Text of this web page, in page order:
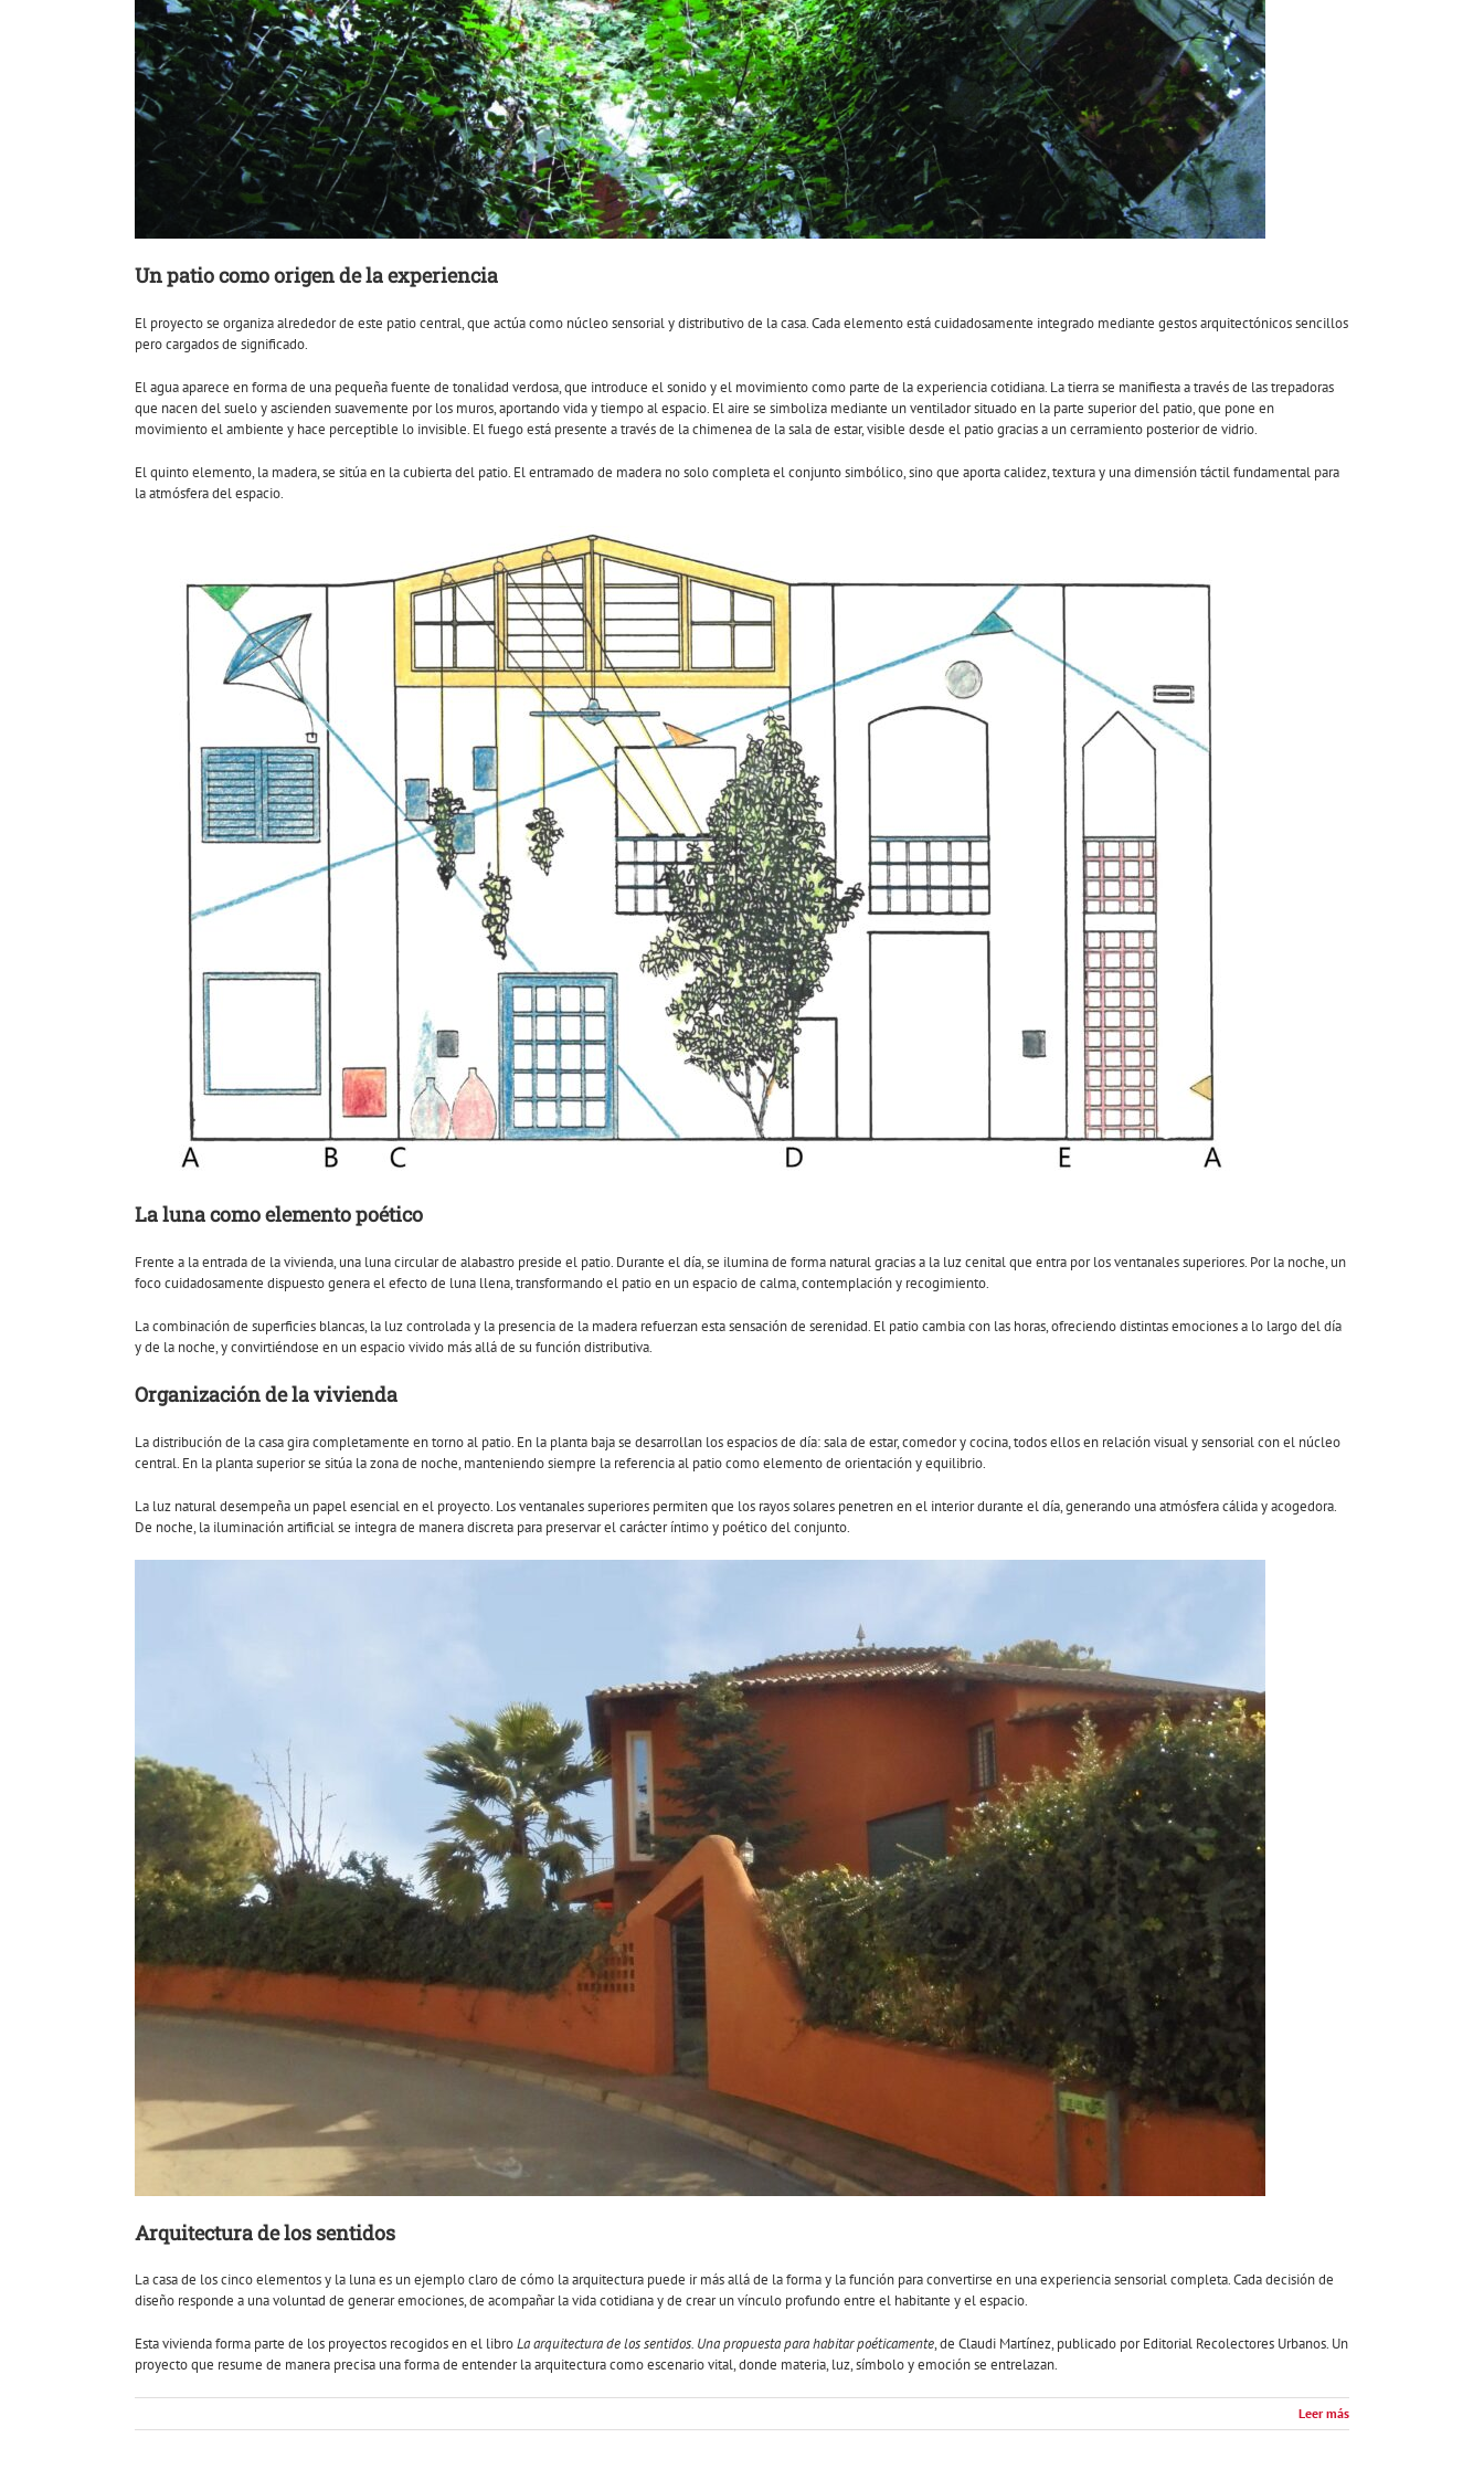
Un patio como origen de la experiencia
El proyecto se organiza alrededor de este patio central, que actúa como núcleo sensorial y distributivo de la casa. Cada elemento está cuidadosamente integrado mediante gestos arquitectónicos sencillos
pero cargados de significado.
El agua aparece en forma de una pequeña fuente de tonalidad verdosa, que introduce el sonido y el movimiento como parte de la experiencia cotidiana. La tierra se manifiesta a través de las trepadoras
que nacen del suelo y ascienden suavemente por los muros, aportando vida y tiempo al espacio. El aire se simboliza mediante un ventilador situado en la parte superior del patio, que pone en
movimiento el ambiente y hace perceptible lo invisible. El fuego está presente a través de la chimenea de la sala de estar, visible desde el patio gracias a un cerramiento posterior de vidrio.
El quinto elemento, la madera, se sitúa en la cubierta del patio. El entramado de madera no solo completa el conjunto simbólico, sino que aporta calidez, textura y una dimensión táctil fundamental para
la atmósfera del espacio.
La luna como elemento poético
Frente a la entrada de la vivienda, una luna circular de alabastro preside el patio. Durante el día, se ilumina de forma natural gracias a la luz cenital que entra por los ventanales superiores. Por la noche, un
foco cuidadosamente dispuesto genera el efecto de luna llena, transformando el patio en un espacio de calma, contemplación y recogimiento.
La combinación de superficies blancas, la luz controlada y la presencia de la madera refuerzan esta sensación de serenidad. El patio cambia con las horas, ofreciendo distintas emociones a lo largo del día
y de la noche, y convirtiéndose en un espacio vivido más allá de su función distributiva.
Organización de la vivienda
La distribución de la casa gira completamente en torno al patio. En la planta baja se desarrollan los espacios de día: sala de estar, comedor y cocina, todos ellos en relación visual y sensorial con el núcleo
central. En la planta superior se sitúa la zona de noche, manteniendo siempre la referencia al patio como elemento de orientación y equilibrio.
La luz natural desempeña un papel esencial en el proyecto. Los ventanales superiores permiten que los rayos solares penetren en el interior durante el día, generando una atmósfera cálida y acogedora.
De noche, la iluminación artificial se integra de manera discreta para preservar el carácter íntimo y poético del conjunto.
Arquitectura de los sentidos
La casa de los cinco elementos y la luna es un ejemplo claro de cómo la arquitectura puede ir más allá de la forma y la función para convertirse en una experiencia sensorial completa. Cada decisión de
diseño responde a una voluntad de generar emociones, de acompañar la vida cotidiana y de crear un vínculo profundo entre el habitante y el espacio.
Esta vivienda forma parte de los proyectos recogidos en el libroLa arquitectura de los sentidos. Una propuesta para habitar poéticamente, de Claudi Martínez, publicado por Editorial Recolectores Urbanos. Un
proyecto que resume de manera precisa una forma de entender la arquitectura como escenario vital, donde materia, luz, símbolo y emoción se entrelazan.
Leer más